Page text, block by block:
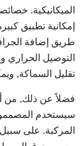
الميكانيكية.
إمكانية تطبيق
طريق إضافة
التوصيل الحراري
تقليل السماكة,
فضلاً عن ذلك, من
سيستخدم
المركبة. على